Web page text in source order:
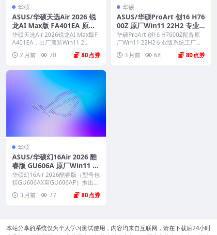
华硕
ASUS/华硕天选Air 2026 锐
龙AI Max版 FA401EA 原厂
Win11 25H2 专业版系统 工
厂文件 带ASUS Recovery恢
复
华硕天选Air 2026锐龙AI Max版F
A401EA，出厂预装Win11 2...
2 月前
70 80
华硕
ASUS/华硕ProArt 创16 H76
00Z 原厂Win11 22H2 专业
版系统 工厂文件系统包 带AS
US Recovery恢复
华硕ProArt 创16 H7600Z配备原
厂Win11 22H2专业版系统工厂...
3 月前
68 80
华硕
ASUS/华硕幻16Air 2026 酷
睿版 GU606A 原厂Win11 25
H2 专业版系统 工厂文件系统
包 带ASUS Recovery恢复
华硕幻16Air 2026酷睿版（型号包
括GU606AX至GU606AP）推出
3 月前 77 80
本站分享的系统仅为个人学习测试使用，内容均来自互联网，请在下载后24小时